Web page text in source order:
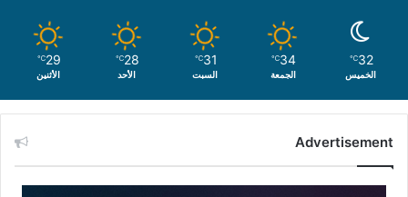
32
℃
الخميس
34
℃
الجمعة
31
℃
السبت
28
℃
الأحد
29
℃
الأثنين
Advertisement